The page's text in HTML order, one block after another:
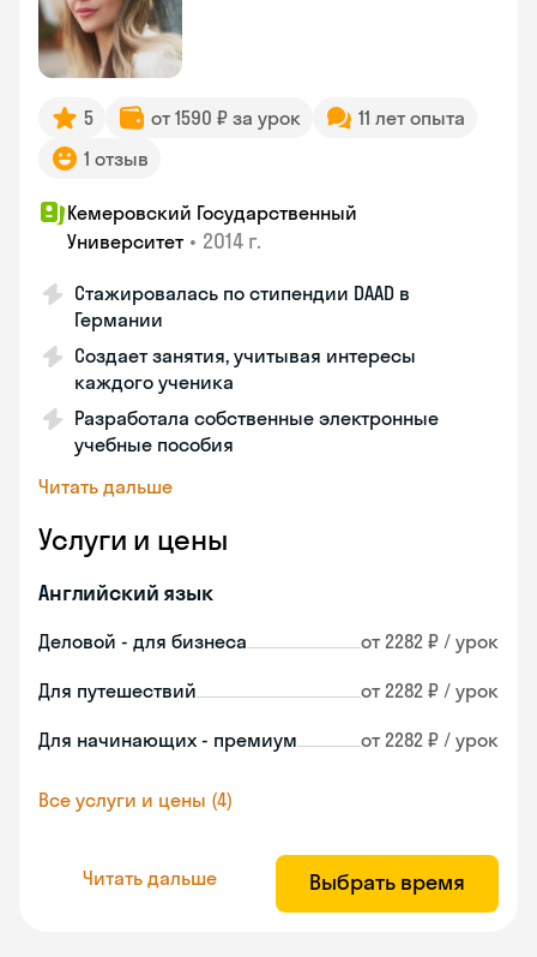
5 от 1590 ₽ за урок
11 лет опыта
1 отзыв
Кемеровский Государственный
Университет • 2014 г.
Стажировалась по стипендии DAAD в
Германии
Создает занятия, учитывая интересы
каждого ученика
Разработала собственные электронные
учебные пособия
Читать дальше
Услуги и цены
Английский язык
Деловой - для бизнеса от 2282 ₽ / урок
Для путешествий от 2282 ₽ / урок
Для начинающих - премиум от 2282 ₽ / урок
Все услуги и цены (4)
Читать дальше Выбрать время